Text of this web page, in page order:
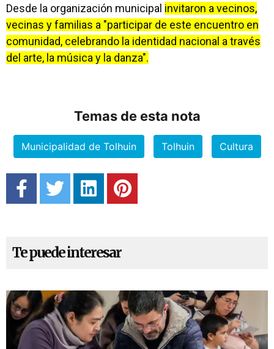
Desde la organización municipal invitaron a vecinos,
vecinas y familias a "participar de este encuentro en
comunidad, celebrando la identidad nacional a través
del arte, la música y la danza".
Temas de esta nota
Municipalidad de Tolhuin Tolhuin Cultura
Te puede interesar